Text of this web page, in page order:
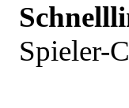
Spieler-